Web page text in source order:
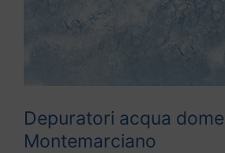
Depuratori acqua
Montemarciano